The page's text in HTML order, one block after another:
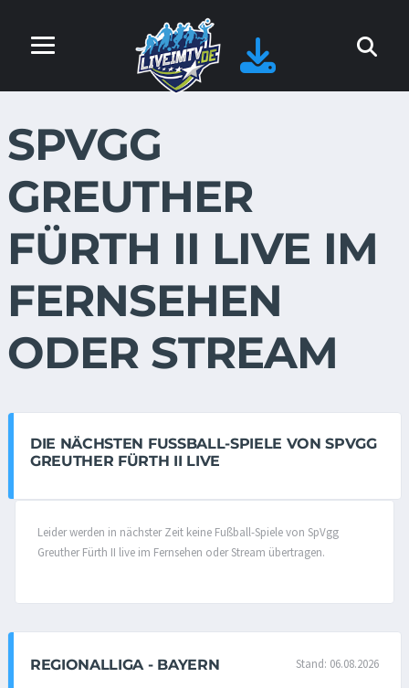
SPVGG
GREUTHER
FÜRTH II LIVE IM
FERNSEHEN
ODER STREAM
DIE NÄCHSTEN FUSSBALL-SPIELE VON SPVGG G
REUTHER FÜRTH II LIVE
Leider werden in nächster Zeit keine Fußball-Spiele von SpVgg
Greuther Fürth II live im Fernsehen oder Stream übertragen.
REGIONALLIGA - BAYERN Stand: 06.08.2026